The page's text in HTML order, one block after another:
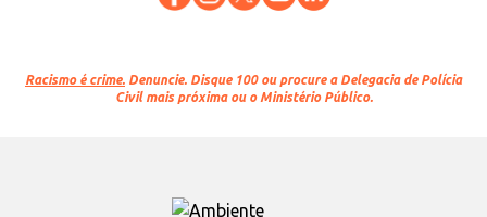
Racismo é crime. Denuncie. Disque 100 ou procure a Delegacia de Polícia
Civil mais próxima ou o Ministério Público.